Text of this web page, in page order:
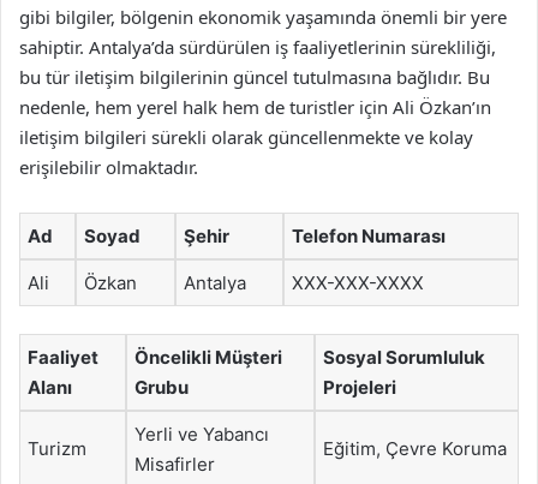
gibi bilgiler, bölgenin ekonomik yaşamında önemli bir yere
sahiptir. Antalya’da sürdürülen iş faaliyetlerinin sürekliliği,
bu tür iletişim bilgilerinin güncel tutulmasına bağlıdır. Bu
nedenle, hem yerel halk hem de turistler için Ali Özkan’ın
iletişim bilgileri sürekli olarak güncellenmekte ve kolay
erişilebilir olmaktadır.
Ad Soyad Şehir Telefon Numarası
Ali Özkan Antalya XXX-XXX-XXXX
Faaliyet
Alanı
Öncelikli Müşteri
Grubu
Sosyal Sorumluluk
Projeleri
Turizm
Yerli ve Yabancı
Misafirler
Eğitim, Çevre Koruma